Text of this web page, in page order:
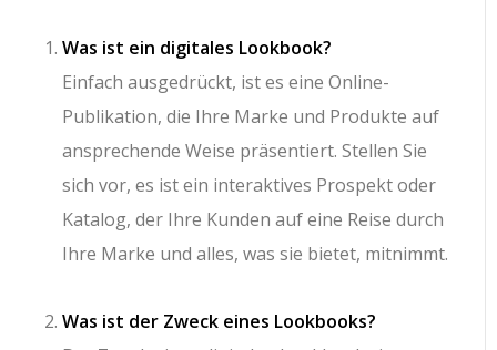
Was ist ein digitales Lookbook?
Einfach ausgedrückt, ist es eine Online-
Publikation, die Ihre Marke und Produkte auf
ansprechende Weise präsentiert. Stellen Sie
sich vor, es ist ein interaktives Prospekt oder
Katalog, der Ihre Kunden auf eine Reise durch
Ihre Marke und alles, was sie bietet, mitnimmt.
Was ist der Zweck eines Lookbooks?